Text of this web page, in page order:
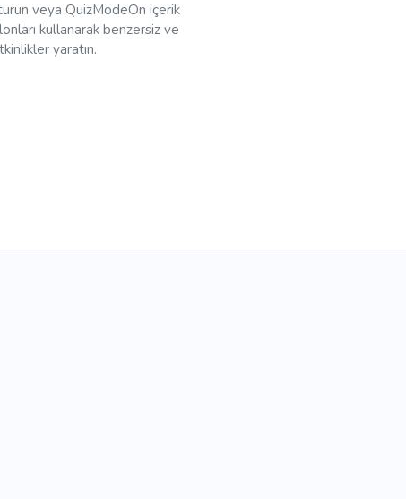
veya QuizModeOn içerik
kullanarak benzersiz ve
yaratın.